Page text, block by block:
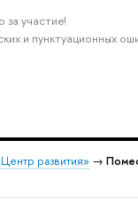
участие!
и пунктуационных
развития» →